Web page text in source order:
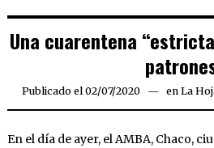
Una cuarentena
Publicado el 02/07/202002/07/2020
en La
En el día de ayer, el AMBA, Chaco,